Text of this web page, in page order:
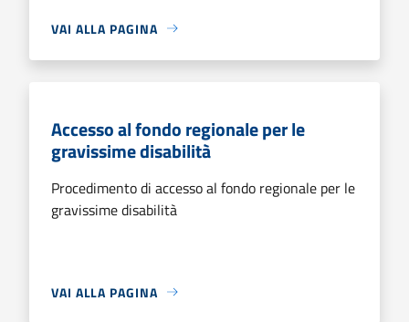
VAI ALLA PAGINA
Accesso al fondo regionale per le
gravissime disabilità
Procedimento di accesso al fondo regionale per le
gravissime disabilità
VAI ALLA PAGINA